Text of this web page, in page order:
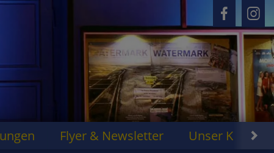
Flyer & Newsletter Unser Kino